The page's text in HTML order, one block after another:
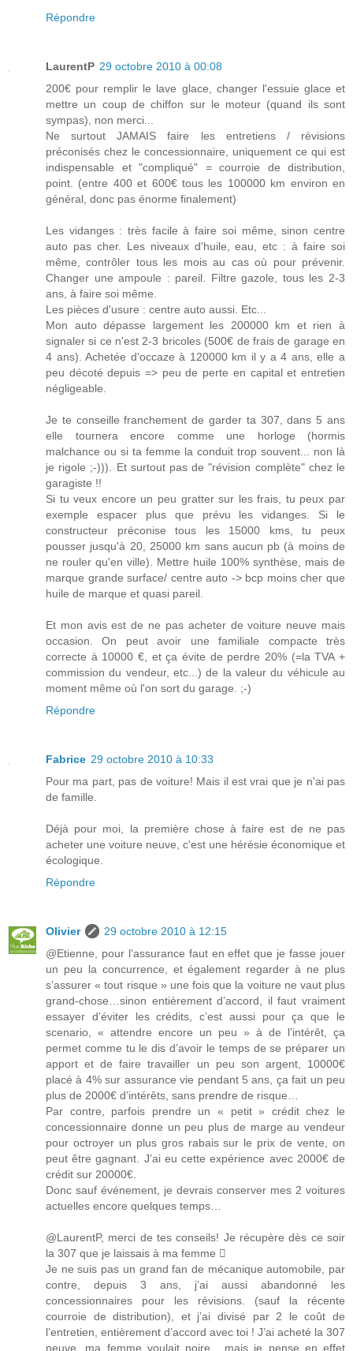
Répondre
LaurentP 29 octobre 2010 à 00:08
200€ pour remplir le lave glace, changer l'essuie glace et
mettre un coup de chiffon sur le moteur (quand ils sont
sympas), non merci...
Ne surtout JAMAIS faire les entretiens / révisions
préconisés chez le concessionnaire, uniquement ce qui est
indispensable et "compliqué" = courroie de distribution,
point. (entre 400 et 600€ tous les 100000 km environ en
général, donc pas énorme finalement)
Les vidanges : très facile à faire soi même, sinon centre
auto pas cher. Les niveaux d'huile, eau, etc : à faire soi
même, contrôler tous les mois au cas où pour prévenir.
Changer une ampoule : pareil. Filtre gazole, tous les 2-3
ans, à faire soi même.
Les pièces d'usure : centre auto aussi. Etc...
Mon auto dépasse largement les 200000 km et rien à
signaler si ce n'est 2-3 bricoles (500€ de frais de garage en
4 ans). Achetée d'occaze à 120000 km il y a 4 ans, elle a
peu décoté depuis => peu de perte en capital et entretien
négligeable.
Je te conseille franchement de garder ta 307, dans 5 ans
elle tournera encore comme une horloge (hormis
malchance ou si ta femme la conduit trop souvent... non là
je rigole ;-))). Et surtout pas de "révision complète" chez le
garagiste !!
Si tu veux encore un peu gratter sur les frais, tu peux par
exemple espacer plus que prévu les vidanges. Si le
constructeur préconise tous les 15000 kms, tu peux
pousser jusqu'à 20, 25000 km sans aucun pb (à moins de
ne rouler qu'en ville). Mettre huile 100% synthèse, mais de
marque grande surface/ centre auto -> bcp moins cher que
huile de marque et quasi pareil.
Et mon avis est de ne pas acheter de voiture neuve mais
occasion. On peut avoir une familiale compacte très
correcte à 10000 €, et ça évite de perdre 20% (=la TVA +
commission du vendeur, etc...) de la valeur du véhicule au
moment même où l'on sort du garage. ;-)
Répondre
Fabrice 29 octobre 2010 à 10:33
Pour ma part, pas de voiture! Mais il est vrai que je n'ai pas
de famille.
Déjà pour moi, la première chose à faire est de ne pas
acheter une voiture neuve, c'est une hérésie économique et
écologique.
Répondre
Olivier
29 octobre 2010 à 12:15
@Etienne, pour l’assurance faut en effet que je fasse jouer
un peu la concurrence, et également regarder à ne plus
s’assurer « tout risque » une fois que la voiture ne vaut plus
grand-chose…sinon entièrement d’accord, il faut vraiment
essayer d’éviter les crédits, c’est aussi pour ça que le
scenario, « attendre encore un peu » à de l’intérêt, ça
permet comme tu le dis d’avoir le temps de se préparer un
apport et de faire travailler un peu son argent, 10000€
placé à 4% sur assurance vie pendant 5 ans, ça fait un peu
plus de 2000€ d’intérêts, sans prendre de risque…
Par contre, parfois prendre un « petit » crédit chez le
concessionnaire donne un peu plus de marge au vendeur
pour octroyer un plus gros rabais sur le prix de vente, on
peut être gagnant. J’ai eu cette expérience avec 2000€ de
crédit sur 20000€.
Donc sauf événement, je devrais conserver mes 2 voitures
actuelles encore quelques temps…
@LaurentP, merci de tes conseils! Je récupère dès ce soir
la 307 que je laissais à ma femme 
Je ne suis pas un grand fan de mécanique automobile, par
contre, depuis 3 ans, j’ai aussi abandonné les
concessionnaires pour les révisions. (sauf la récente
courroie de distribution), et j’ai divisé par 2 le coût de
l’entretien, entièrement d’accord avec toi ! J’ai acheté la 307
neuve, ma femme voulait noire….mais je pense en effet